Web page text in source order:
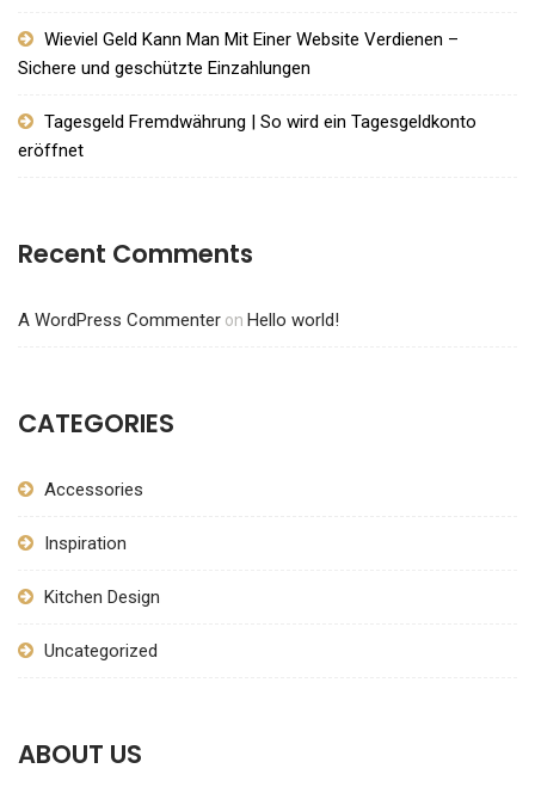
Wieviel Geld Kann Man Mit Einer Website Verdienen –
Sichere und geschützte Einzahlungen
Tagesgeld Fremdwährung | So wird ein Tagesgeldkonto
eröffnet
Recent Comments
A WordPress Commenter on Hello world!
CATEGORIES
Accessories
Inspiration
Kitchen Design
Uncategorized
ABOUT US